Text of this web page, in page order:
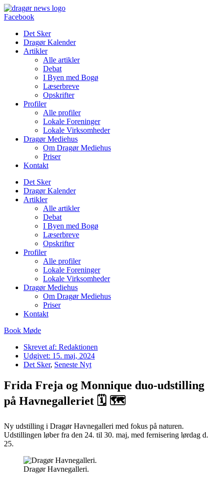
Videre
til
Facebook
Det Sker
Dragør Kalender
Artikler
Alle artikler
Debat
I Byen med Bogø
Læserbreve
Opskrifter
Profiler
Alle profiler
Lokale Foreninger
Lokale Virksomheder
Dragør Mediehus
Om Dragør Mediehus
Priser
Kontakt
Det Sker
Dragør Kalender
Artikler
Alle artikler
Debat
I Byen med Bogø
Læserbreve
Opskrifter
Profiler
Alle profiler
Lokale Foreninger
Lokale Virksomheder
Dragør Mediehus
Om Dragør Mediehus
Priser
Kontakt
Book Møde
Skrevet af: Redaktionen
Udgivet: 15. maj, 2024
Det Sker, Seneste Nyt
Frida Freja og Monnique duo-udstilling
på Havnegalleriet 🗓 🗺
Ny udstilling i Dragør Havnegalleri med fokus på naturen.
Udstillingen løber fra den 24. til 30. maj, med fernisering lørdag d.
25.
Dragør Havnegalleri.